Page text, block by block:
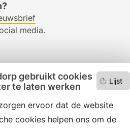
Lijst
gebruikt cookies
te laten werken
ervoor dat de website
cookies helpen ons om de
media.